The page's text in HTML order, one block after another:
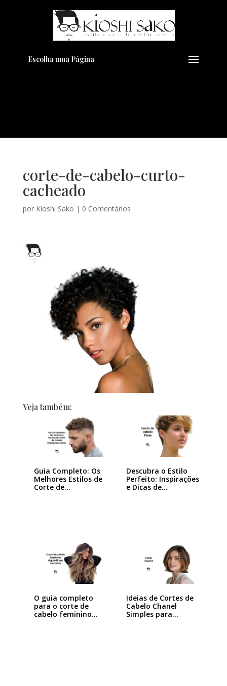
Escolha uma Página
corte-de-cabelo-curto-
cacheado
por Kioshi Sako | 0 Comentários
Veja também:
Guia Completo: Os
Melhores Estilos de
Corte de…
Descubra o Estilo
Perfeito: Inspirações
e Dicas de…
O guia completo
para o corte de
cabelo feminino…
Ideias de Cortes de
Cabelo Chanel
Simples para…
Pensando em transformar seu
Visual??